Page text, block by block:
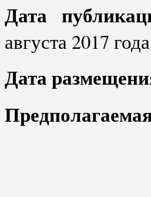
Дата
августа 2017 года
Дата